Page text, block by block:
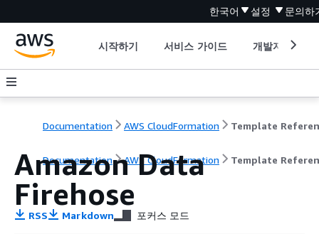
한국어 설정 문의하
시작하기 서비스 가이드 개발자 도구
Documentation AWS CloudFormation Template
Documentation AWS CloudFormation Template
Amazon Data
Firehose
RSS Markdown 포커스 모드